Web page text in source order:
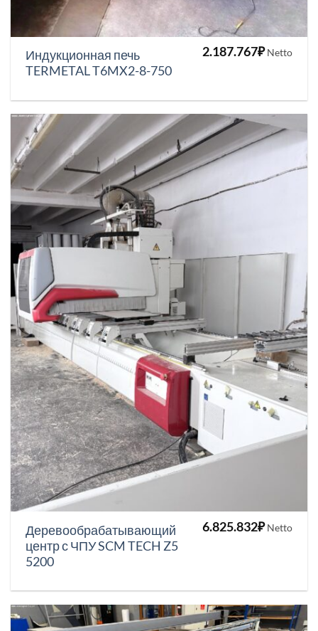
Индукционная печь
TERMETAL T6MX2-8-750
2.187.767₽ Netto
Деревообрабатывающий
центр с ЧПУ SCM TECH Z5
5200
6.825.832₽ Netto